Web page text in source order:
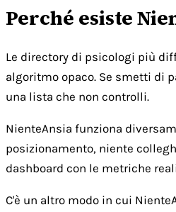
Perché esiste
Le directory di psicologi più
algoritmo opaco. Se smetti di
una lista che non controlli.
NienteAnsia funziona
posizionamento, niente
dashboard con le metriche
C'è un altro modo in cui